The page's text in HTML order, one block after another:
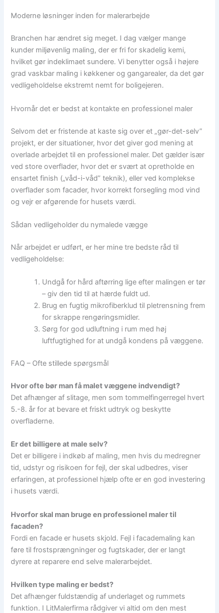
Moderne løsninger inden for malerarbejde
Branchen har ændret sig meget. I dag vælger mange
kunder miljøvenlig maling, der er fri for skadelig kemi,
hvilket gør indeklimaet sundere. Vi benytter også i højere
grad vaskbar maling i køkkener og gangarealer, da det gør
vedligeholdelse ekstremt nemt for boligejeren.
Hvornår det er bedst at kontakte en professionel maler
Selvom det er fristende at kaste sig over et „gør-det-selv”
projekt, er der situationer, hvor det giver god mening at
overlade arbejdet til en professionel maler. Det gælder især
ved store overflader, hvor det er svært at opretholde en
ensartet finish („våd-i-våd” teknik), eller ved komplekse
overflader som facader, hvor korrekt forsegling mod vind
og vejr er afgørende for husets værdi.
Sådan vedligeholder du nymalede vægge
Når arbejdet er udført, er her mine tre bedste råd til
vedligeholdelse:
Undgå for hård aftørring lige efter malingen er tør
– giv den tid til at hærde fuldt ud.
Brug en fugtig mikrofiberklud til pletrensning frem
for skrappe rengøringsmidler.
Sørg for god udluftning i rum med høj
luftfugtighed for at undgå kondens på væggene.
FAQ – Ofte stillede spørgsmål
Hvor ofte bør man få malet væggene indvendigt?
Det afhænger af slitage, men som tommelfingerregel hvert
5.-8. år for at bevare et friskt udtryk og beskytte
overfladerne.
Er det billigere at male selv?
Det er billigere i indkøb af maling, men hvis du medregner
tid, udstyr og risikoen for fejl, der skal udbedres, viser
erfaringen, at professionel hjælp ofte er en god investering
i husets værdi.
Hvorfor skal man bruge en professionel maler til
facaden?
Fordi en facade er husets skjold. Fejl i facademaling kan
føre til frostsprængninger og fugtskader, der er langt
dyrere at reparere end selve malerarbejdet.
Hvilken type maling er bedst?
Det afhænger fuldstændig af underlaget og rummets
funktion. I LitMalerfirma rådgiver vi altid om den mest